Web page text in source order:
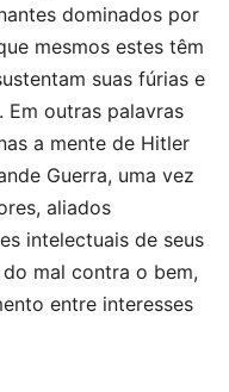
dominados por
mesmos estes têm
suas fúrias e
Em outras palavras
a mente de Hitler
Guerra, uma vez
aliados
intelectuais de seus
mal contra o bem,
entre interesses